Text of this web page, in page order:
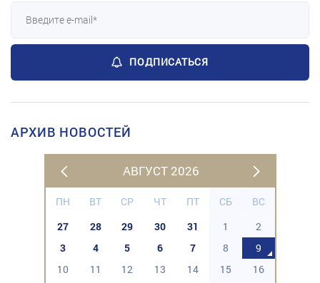
ПОДПИСАТЬСЯ
АРХИВ НОВОСТЕЙ
АВГУСТ 2026
ПН ВТ СР ЧТ ПТ СБ
ВС
27
28 29 30 31 1
2
3
4 5 6 7 8
9
10
11 12 13 14 15
16